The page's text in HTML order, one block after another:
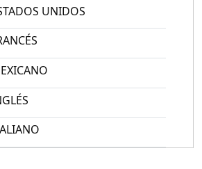
UNIDOS